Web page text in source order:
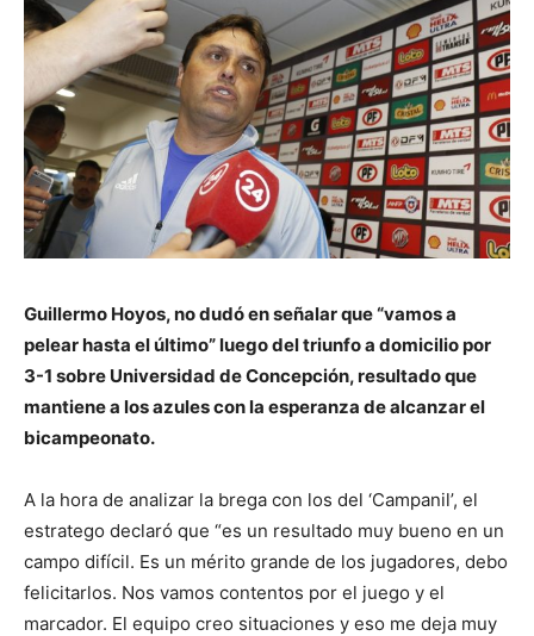
Guillermo Hoyos, no dudó en señalar que “vamos a
pelear hasta el último” luego del triunfo a domicilio por
3-1 sobre Universidad de Concepción, resultado que
mantiene a los azules con la esperanza de alcanzar el
bicampeonato.
A la hora de analizar la brega con los del ‘Campanil’, el
estratego declaró que “es un resultado muy bueno en un
campo difícil. Es un mérito grande de los jugadores, debo
felicitarlos. Nos vamos contentos por el juego y el
marcador. El equipo creo situaciones y eso me deja muy